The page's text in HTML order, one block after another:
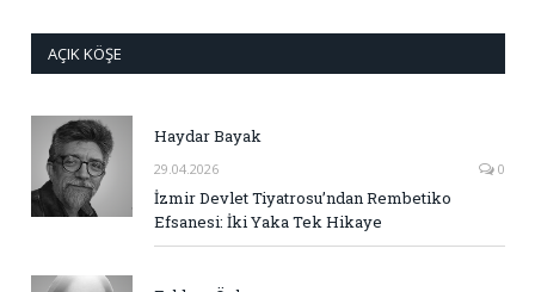
AÇIK KÖŞE
Haydar Bayak
29.04.2026 0
İzmir Devlet Tiyatrosu’ndan Rembetiko
Efsanesi: İki Yaka Tek Hikaye